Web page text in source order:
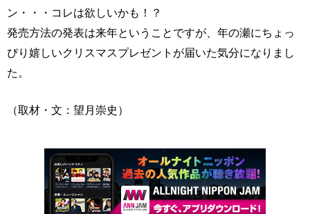
ン・・・コレは欲しいかも！？
発売方法の発表は来年ということですが、年の瀬にちょっ
ぴり嬉しいクリスマスプレゼントが届いた気分になりまし
た。
（取材・文：望月崇史）